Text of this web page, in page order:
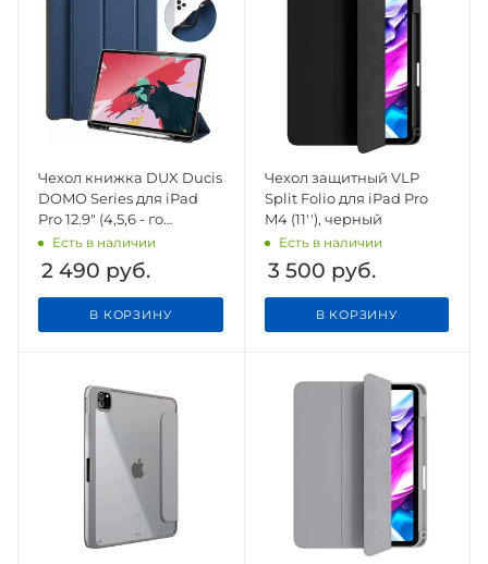
Чехол книжка DUX Ducis
DOMO Series для iPad
Pro 12.9" (4,5,6 - го
поколения)
Есть в наличии
2 490 руб.
В КОРЗИНУ
Чехол защитный VLP
Split Folio для iPad Pro
M4 (11''), черный
Есть в наличии
3 500 руб.
В КОРЗИНУ